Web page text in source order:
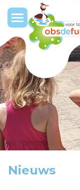
Toggle
navigation
Nieuws